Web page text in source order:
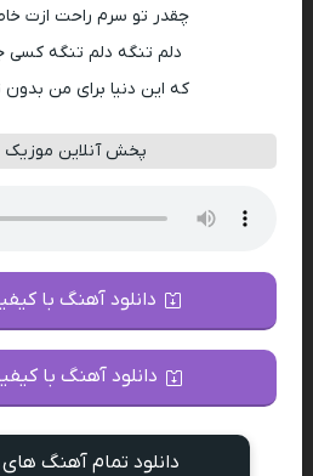
چقدر تو سرم راحت ازت
دلم تنگه دلم تنگه کسی
که این دنیا برای من
پخش آنلاین موزیک
دانلود آهنگ با کیفیت
دانلود آهنگ با
دانلود تمام آهنگ